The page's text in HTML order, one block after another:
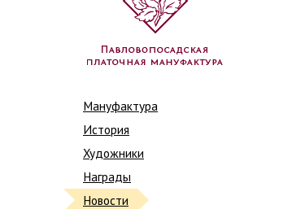
Мануфактура
История
Художники
Награды
Новости